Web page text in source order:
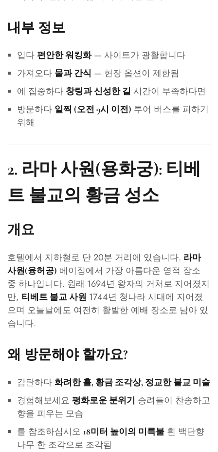
내부 정보
입다 편안한 워킹화— 사이트가 광활합니다
가져오다 물과 간식 — 현장 옵션이 제한됨
에 집중하다 창링과 신성한 길 시간이 부족하다면
방문하다 일찍 (오전 9시 이전) 투어 버스를 피하기
위해
2. 라마 사원(용화궁): 티베
트 불교의 황금 성소
개요
호텔에서 지하철로 단 20분 거리에 있습니다. 라마
사원(융허공) 베이징에서 가장 아름다운 영적 장소
중 하나입니다. 원래 1694년 왕자의 거처로 지어졌지
만, 티베트 불교 사원 1744년 청나라 시대에 지어졌
으며 오늘날에도 여전히 활발한 예배 장소로 남아 있
습니다.
왜 방문해야 할까요?
감탄하다 화려한 홀, 황금 조각상, 정교한 불교 미술
경험해보세요 평화로운 분위기 승려들이 찬송하고
향을 피우는 모습
를 참조하십시오 18미터 높이의 미륵불흰 백단향
나무 한 조각으로 조각됨